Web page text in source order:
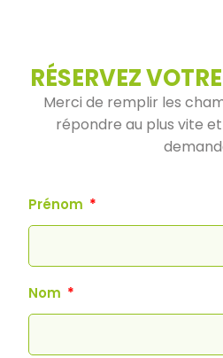
RÉSERVEZ
Merci de remplir les
répondre au plus vite
Prénom
Nom